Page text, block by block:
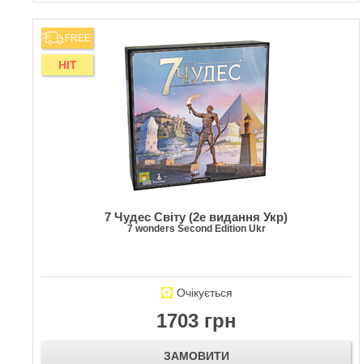
FREE
HIT
7 Чудес Світу (2е видання Укр)
7 wonders Second Edition Ukr
Очікується
1703 грн
ЗАМОВИТИ